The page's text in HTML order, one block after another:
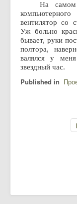
На самом
вентилятор со
Уж больно
бывает, руки
полтора,
валялся у
звездный час.
Published in